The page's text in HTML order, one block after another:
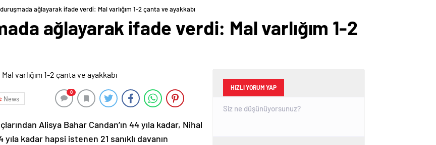
ağlayarak ifade verdi: Mal varlığım 1-2 çanta ve ayakkabı
ağlayarak ifade verdi: Mal varlığım 1-2
News
0
Alisya Bahar Candan’ın 44 yıla kadar, Nihal
kadar hapsi istenen 21 sanıklı davanın
HIZLI YORUM YAP